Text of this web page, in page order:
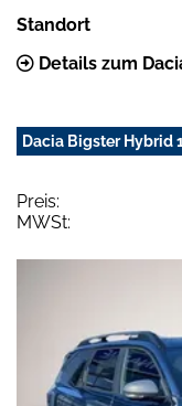
Standort
Details zum
Dacia Bigster Hybrid
Preis:
MWSt: